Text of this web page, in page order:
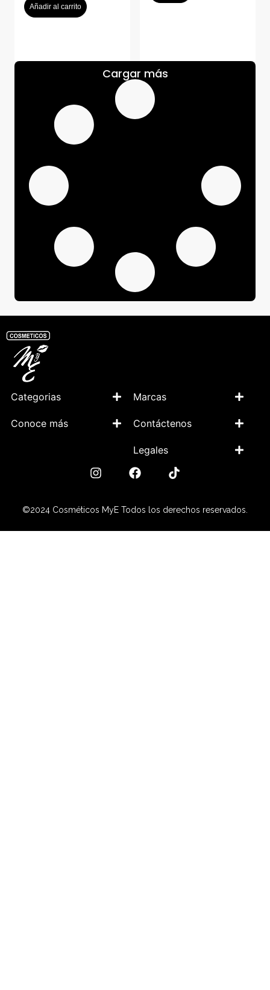
Añadir al carrito
Cargar más
Categorias
Conoce más
Marcas
Contáctenos
Legales
©2024 Cosméticos MyE Todos los derechos reservados.